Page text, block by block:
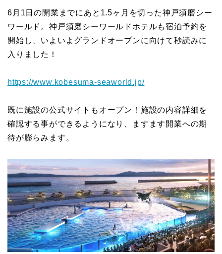
6月1日の開業までにあと1.5ヶ月を切った神戸須磨シー
ワールド。神戸須磨シーワールドホテルも宿泊予約を
開始し、いよいよグランドオープンに向けて秒読みに
入りました！
https://www.kobesuma-seaworld.jp/
既に施設の公式サイトもオープン！施設の内容詳細を
確認する事ができるようになり、ますます開業への期
待が膨らみます。